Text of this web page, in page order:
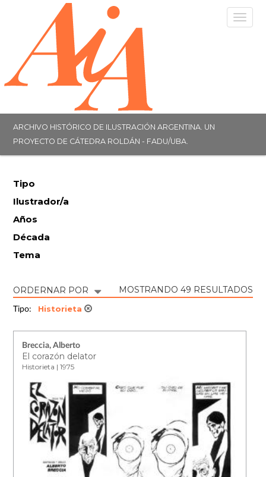
ARCHIVO HISTÓRICO DE ILUSTRACIÓN ARGENTINA. UN
PROYECTO DE CÁTEDRA ROLDÁN - FADU/UBA.
Tipo
Ilustrador/a
Años
Década
Tema
ORDERNAR POR MOSTRANDO 49 RESULTADOS
Tipo: Historieta
Breccia, Alberto
El corazón delator
Historieta | 1975